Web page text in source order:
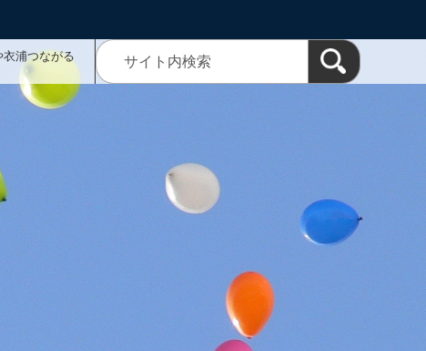
浦つながる